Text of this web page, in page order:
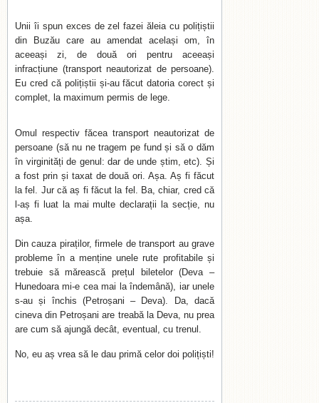
Unii îi spun exces de zel fazei ăleia cu polițiștii
din Buzău care au amendat același om, în
aceeași zi, de două ori pentru aceeași
infracțiune (transport neautorizat de persoane).
Eu cred că polițiștii și-au făcut datoria corect și
complet, la maximum permis de lege.
Omul respectiv făcea transport neautorizat de
persoane (să nu ne tragem pe fund și să o dăm
în virginități de genul: dar de unde știm, etc). Și
a fost prin și taxat de două ori. Așa. Aș fi făcut
la fel. Jur că aș fi făcut la fel. Ba, chiar, cred că
l-aș fi luat la mai multe declarații la secție, nu
așa.
Din cauza piraților, firmele de transport au grave
probleme în a menține unele rute profitabile și
trebuie să mărească prețul biletelor (Deva –
Hunedoara mi-e cea mai la îndemână), iar unele
s-au și închis (Petroșani – Deva). Da, dacă
cineva din Petroșani are treabă la Deva, nu prea
are cum să ajungă decât, eventual, cu trenul.
No, eu aș vrea să le dau primă celor doi polițiști!